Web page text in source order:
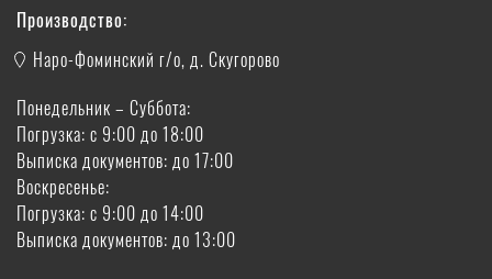
Производство:
Наро-Фоминский г/о, д. Скугорово
Понедельник – Суббота:
Погрузка: с 9:00 до 18:00
Выписка документов: до 17:00
Воскресенье:
Погрузка: с 9:00 до 14:00
Выписка документов: до 13:00